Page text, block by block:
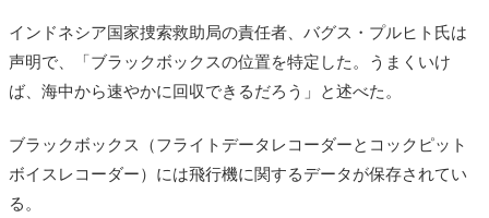
インドネシア国家捜索救助局の責任者、バグス・プルヒト氏は
声明で、「ブラックボックスの位置を特定した。うまくいけ
ば、海中から速やかに回収できるだろう」と述べた。
ブラックボックス（フライトデータレコーダーとコックピット
ボイスレコーダー）には飛行機に関するデータが保存されてい
る。